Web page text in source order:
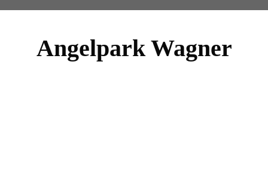
Angelpark Wagner